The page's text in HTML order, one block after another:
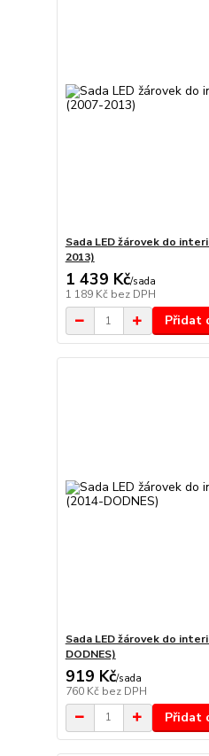
Sada LED žárovek do
2013)
1 439 Kč/sada
1 189 Kč bez DPH
Přidat
Sada LED žárovek do
DODNES)
919 Kč/sada
760 Kč bez DPH
Přidat